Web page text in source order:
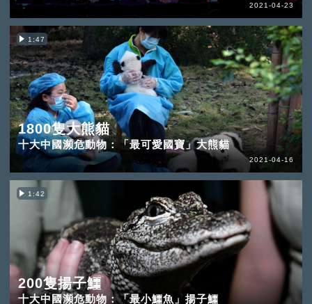
2021-04-23
1:47
1800隻大熊貓
十大中國瀕危動物：「最可愛國寶」大熊貓
2021-04-16
1:42
200隻揚子鱷
十大中國瀕危動物：「最小鱷魚」揚子鱷